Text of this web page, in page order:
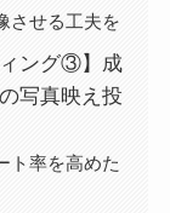
させる工夫を
ィング③】成
写真映え投
ト率を高めた